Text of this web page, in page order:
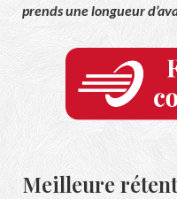
prends une longueur
Meilleure